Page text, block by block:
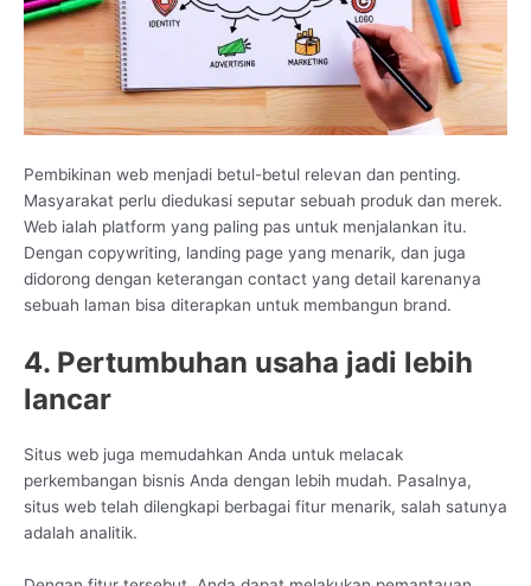
Pembikinan web menjadi betul-betul relevan dan penting.
Masyarakat perlu diedukasi seputar sebuah produk dan merek.
Web ialah platform yang paling pas untuk menjalankan itu.
Dengan copywriting, landing page yang menarik, dan juga
didorong dengan keterangan contact yang detail karenanya
sebuah laman bisa diterapkan untuk membangun brand.
4. Pertumbuhan usaha jadi lebih
lancar
Situs web juga memudahkan Anda untuk melacak
perkembangan bisnis Anda dengan lebih mudah. Pasalnya,
situs web telah dilengkapi berbagai fitur menarik, salah satunya
adalah analitik.